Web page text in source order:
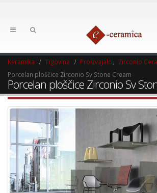
Keramika Trgovina Proizvajalci
Zirconio
Porcelan ploščice Zirconio Sv Stone Cream
Porcelan ploščice Zirconio Sv